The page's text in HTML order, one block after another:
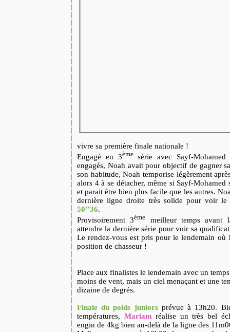
vivre sa première finale nationale !
Engagé en 3èmesérie avec Sayf-Mohamed
engagés, Noah avait pour objectif de gagner
son habitude, Noah temporise légèrement
alors 4 à se détacher, même si Sayf-
et parait être bien plus facile que les autres.
dernière ligne droite très solide pour voir le
50’’36.
Provisoirement 3ème meilleur temps avant
attendre la dernière série pour voir sa
Le rendez-vous est pris pour le lendemain où
position de chasseur !
Place aux finalistes le lendemain avec un
moins de vent, mais un ciel menaçant et une
dizaine de degrés.
Finale du poids juniorsprévue à 13h20.
températures, Mariam réalise un très bel
engin de 4kg bien au-delà de la ligne des